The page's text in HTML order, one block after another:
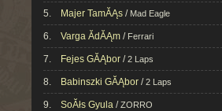
5. Majer TamĂĄs / Mad Eagle
6. Varga ĂdĂĄm / Ferrari
7. Fejes GĂĄbor /2 Laps
8. Babinszki GĂĄbor /2 Laps
9. SoĂłs Gyula /ZORRO